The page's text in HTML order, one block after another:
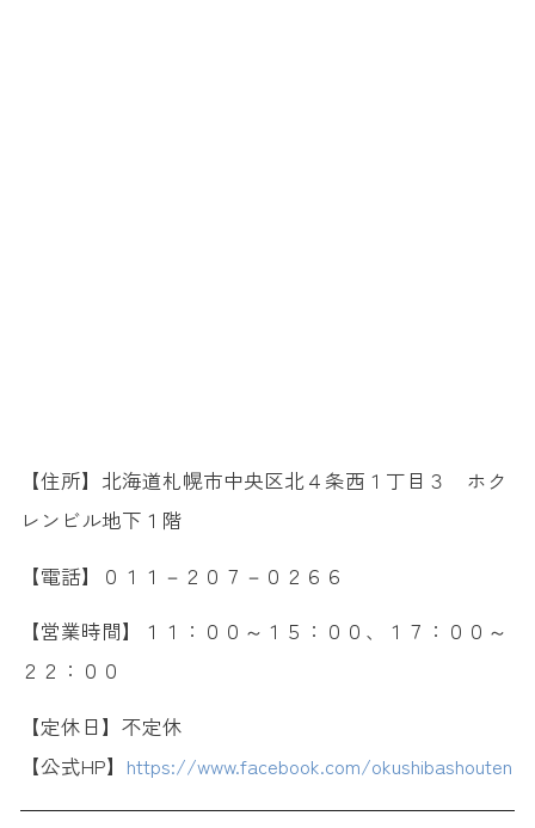
【住所】北海道札幌市中央区北４条西１丁目３ ホク
レンビル地下１階
【電話】０１１－２０７－０２６６
【営業時間】１１：００～１５：００、１７：００～
２２：００
【定休日】不定休
【公式HP】 https://www.facebook.com/okushibashouten